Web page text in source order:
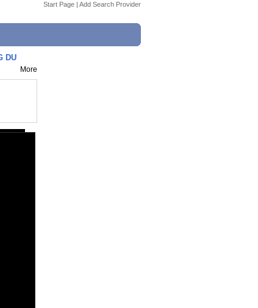
Start Page | Add Search Provider
DU
More